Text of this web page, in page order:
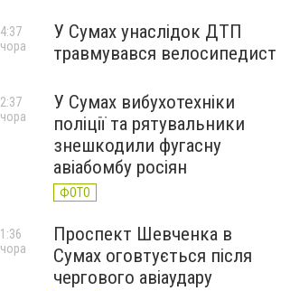
У Сумах унаслідок ДТП
травмувався велосипедист
У Сумах вибухотехніки
поліції та рятувальники
знешкодили фугасну
авіабомбу росіян
ФОТО
Проспект Шевченка в
Сумах оговтується після
чергового авіаудару